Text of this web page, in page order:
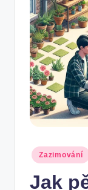
Posted
in
Zazimování
Jak